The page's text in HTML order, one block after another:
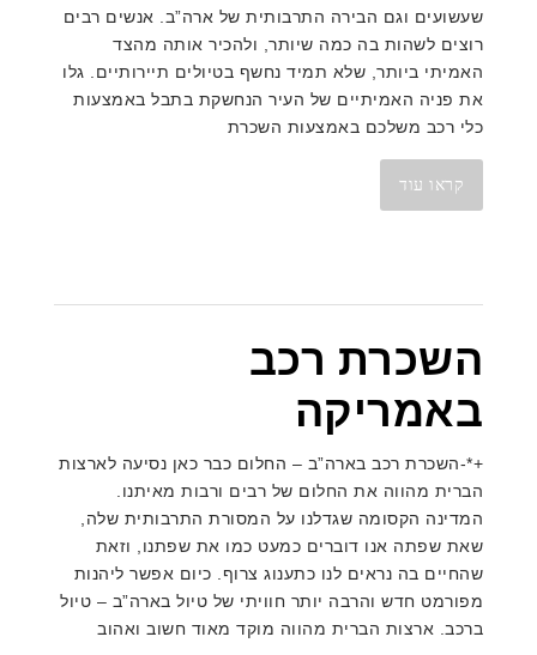
שעשועים וגם הבירה התרבותית של ארה”ב. אנשים רבים
רוצים לשהות בה כמה שיותר, ולהכיר אותה מהצד
האמיתי ביותר, שלא תמיד נחשף בטיולים תיירותיים. גלו
את פניה האמיתיים של העיר הנחשקת בתבל באמצעות
כלי רכב משלכם באמצעות השכרת
קראו עוד
השכרת רכב
באמריקה
+*-השכרת רכב בארה”ב – החלום כבר כאן נסיעה לארצות
הברית מהווה את החלום של רבים ורבות מאיתנו.
המדינה הקסומה שגדלנו על המסורת התרבותית שלה,
שאת שפתה אנו דוברים כמעט כמו את שפתנו, וזאת
שהחיים בה נראים לנו כתענוג צרוף. כיום אפשר ליהנות
מפורמט חדש והרבה יותר חוויתי של טיול בארה”ב – טיול
ברכב. ארצות הברית מהווה מוקד מאוד חשוב ואהוב